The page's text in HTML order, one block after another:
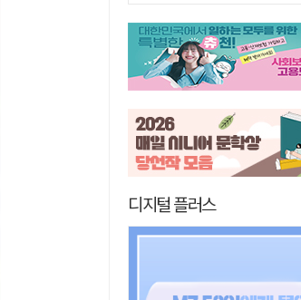
디지털 플러스